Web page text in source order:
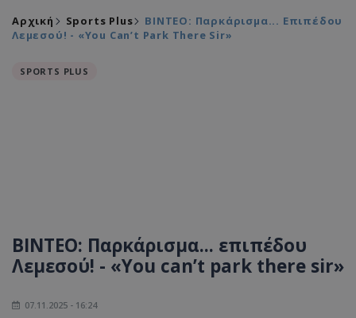
Αρχική Sports Plus
ΒΙΝΤΕΟ: Παρκάρισμα... Επιπέδου
Λεμεσού! - «You Can’t Park There Sir»
SPORTS PLUS
ΒΙΝΤΕΟ: Παρκάρισμα... επιπέδου
Λεμεσού! - «You can’t park there sir»
07.11.2025 - 16:24